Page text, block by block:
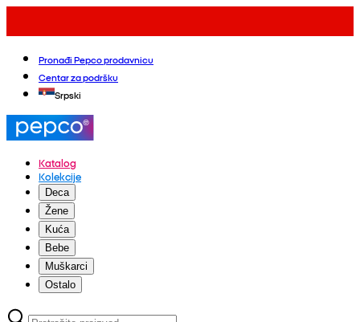
Pronađi Pepco prodavnicu
Centar za podršku
Srpski
Katalog
Kolekcije
Deca
Žene
Kuća
Bebe
Muškarci
Ostalo